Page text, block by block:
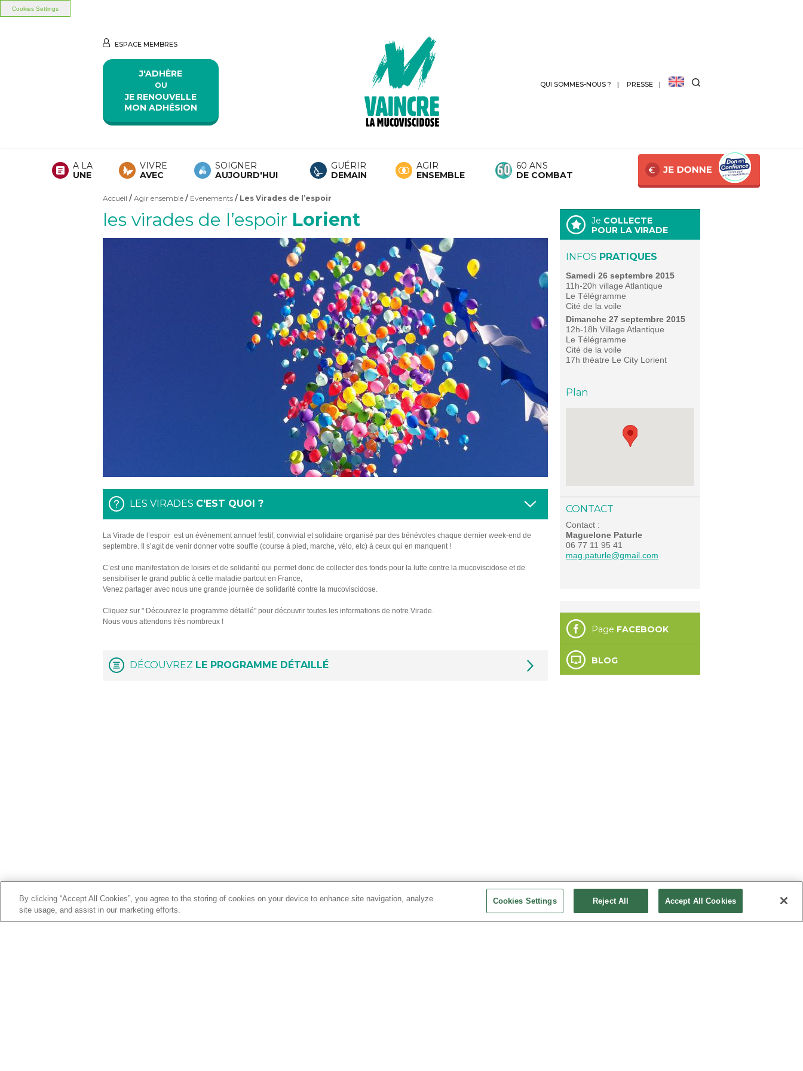
Cookies Settings
ESPACE MEMBRES
J'ADHÈRE
OU
JE RENOUVELLE
MON ADHÉSION
QUI SOMMES-NOUS ? PRESSE
A LA
UNE
VIVRE
AVEC
SOIGNER
AUJOURD'HUI
GUÉRIR
DEMAIN
AGIR
ENSEMBLE
60 ANS
DE COMBAT
Vous êtes ici
Accueil / Agir ensemble / Evenements / Les Virades de l’espoir
les virades de l’espoir Lorient
LES VIRADES C'EST QUOI ?
La Virade de l’espoir est un événement annuel festif, convivial et solidaire organisé par des bénévoles chaque dernier week-end de
septembre. Il s’agit de venir donner votre souffle (course à pied, marche, vélo, etc) à ceux qui en manquent !
C’est une manifestation de loisirs et de solidarité qui permet donc de collecter des fonds pour la lutte contre la mucoviscidose et de
sensibiliser le grand public à cette maladie partout en France,
Venez partager avec nous une grande journée de solidarité contre la mucoviscidose.
Cliquez sur " Découvrez le programme détaillé" pour découvrir toutes les informations de notre Virade.
Nous vous attendons très nombreux !
DÉCOUVREZ LE PROGRAMME DÉTAILLÉ
Je COLLECTE
POUR LA VIRADE
INFOS PRATIQUES
Samedi 26 septembre 2015
11h-20h village Atlantique
Le Télégramme
Cité de la voile
Dimanche 27 septembre 2015
12h-18h Village Atlantique
Le Télégramme
Cité de la voile
17h théatre Le City Lorient
Plan
CONTACT
Contact :
Maguelone Paturle
06 77 11 95 41
mag.paturle@gmail.com
Page FACEBOOK
BLOG
By clicking “Accept All Cookies”, you agree to the storing of cookies on your device to enhance site navigation, analyze
site usage, and assist in our marketing efforts.
Cookies Settings Reject All Accept All Cookies